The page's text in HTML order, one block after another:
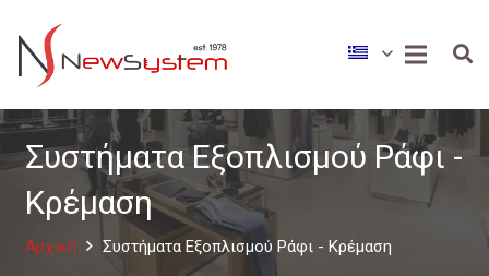
Συστήματα Εξοπλισμού Ράφι -
Κρέμαση
Αρχική Συστήματα Εξοπλισμού Ράφι - Κρέμαση